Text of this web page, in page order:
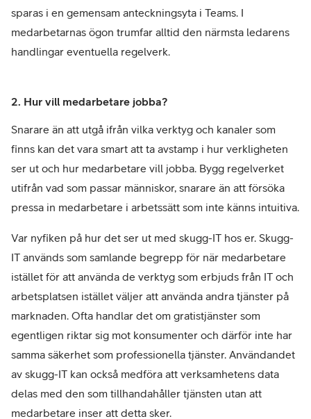
sparas i en gemensam anteckningsyta i Teams. I
medarbetarnas ögon trumfar alltid den närmsta ledarens
handlingar eventuella regelverk.
2. Hur vill medarbetare jobba?
Snarare än att utgå ifrån vilka verktyg och kanaler som
finns kan det vara smart att ta avstamp i hur verkligheten
ser ut och hur medarbetare vill jobba. Bygg regelverket
utifrån vad som passar människor, snarare än att försöka
pressa in medarbetare i arbetssätt som inte känns intuitiva.
Var nyfiken på hur det ser ut med skugg-IT hos er. Skugg-
IT används som samlande begrepp för när medarbetare
istället för att använda de verktyg som erbjuds från IT och
arbetsplatsen istället väljer att använda andra tjänster på
marknaden. Ofta handlar det om gratistjänster som
egentligen riktar sig mot konsumenter och därför inte har
samma säkerhet som professionella tjänster. Användandet
av skugg-IT kan också medföra att verksamhetens data
delas med den som tillhandahåller tjänsten utan att
medarbetare inser att detta sker.